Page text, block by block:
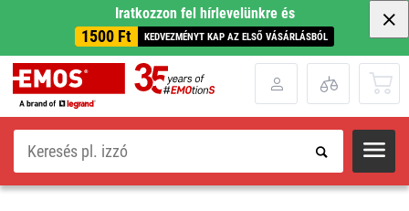
Iratkozzon fel hírlevelünkre és
1500 Ft KEDVEZMÉNYT KAP AZ ELSŐ VÁSÁRLÁSBÓL
Keresés